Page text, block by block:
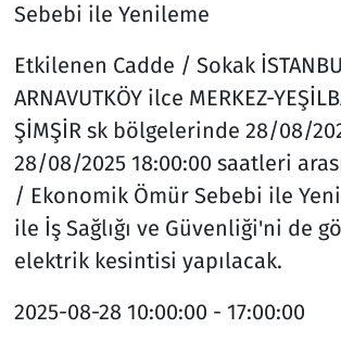
Sebebi ile Yenileme
Etkilenen Cadde / Sokak
ARNAVUTKÖY ilce MERKEZ-
ŞİMŞİR sk bölgelerinde 28/08/
28/08/2025 18:00:00 saatleri
/ Ekonomik Ömür Sebebi ile
ile İş Sağlığı ve Güvenliği'ni de
elektrik kesintisi yapılacak.
2025-08-28 10:00:00 - 17:00:00